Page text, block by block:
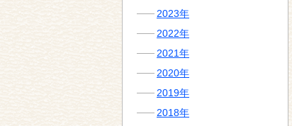
2023年
2022年
2021年
2020年
2019年
2018年